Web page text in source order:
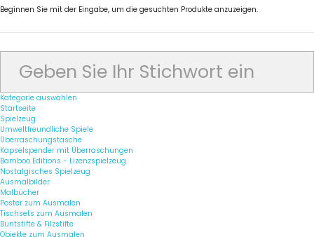
Beginnen Sie mit der Eingabe, um die gesuchten Produkte anzuzeigen.
Kategorie auswählen
Startseite
Spielzeug
Umweltfreundliche Spiele
Überraschungstasche
Kapselspender mit Überraschungen
Bamboo Editions - Lizenzspielzeug
Nostalgisches Spielzeug
Ausmalbilder
Malbücher
Poster zum Ausmalen
Tischsets zum Ausmalen
Buntstifte & Filzstifte
Objekte zum Ausmalen